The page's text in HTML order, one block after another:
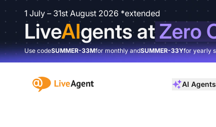
1 July – 31st August 2026 *extended
LiveAIgents atZero
Use codeSUMMER-33Mfor monthly andSUMMER-33Yfor yearly
:site.title AI Agents